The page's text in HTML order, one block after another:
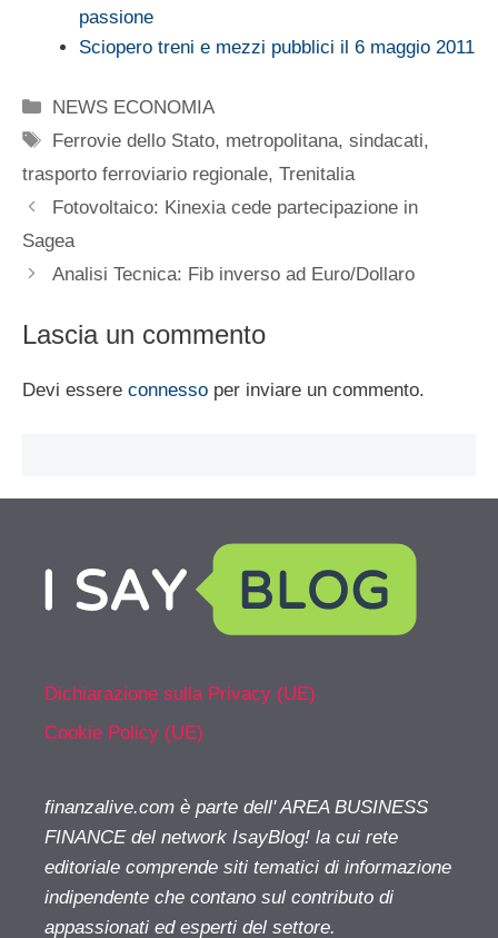
passione
Sciopero treni e mezzi pubblici il 6 maggio 2011
Categorie
NEWS ECONOMIA
Tag
Ferrovie dello Stato, metropolitana,sindacati,
trasporto ferroviario regionale, Trenitalia
Fotovoltaico: Kinexia cede partecipazione in
Sagea
Analisi Tecnica: Fib inverso ad Euro/Dollaro
Lascia un commento
Devi essere connesso per inviare un commento.
Dichiarazione sulla Privacy (UE)
Cookie Policy (UE)
finanzalive.com è parte dell' AREA BUSINESS
FINANCE del network IsayBlog! la cui rete
editoriale comprende siti tematici di informazione
indipendente che contano sul contributo di
appassionati ed esperti del settore.